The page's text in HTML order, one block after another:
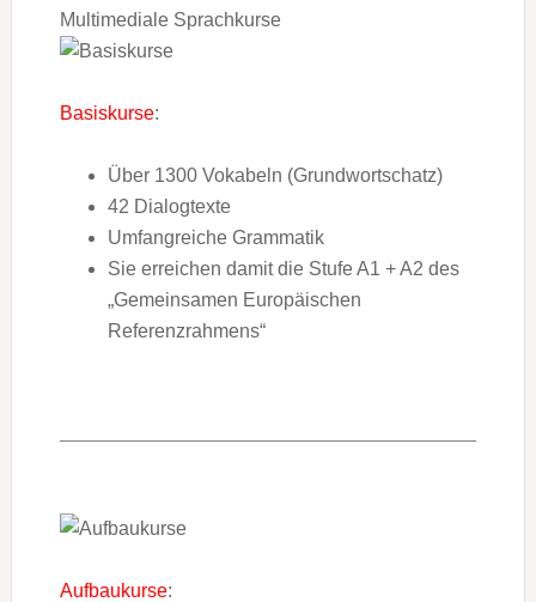
Multimediale Sprachkurse
Basiskurse:
Über 1300 Vokabeln (Grundwortschatz)
42 Dialogtexte
Umfangreiche Grammatik
Sie erreichen damit die Stufe A1 + A2 des
„Gemeinsamen Europäischen
Referenzrahmens“
Aufbaukurse: